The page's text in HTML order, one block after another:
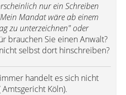
nur ein Schreiben
Mandat wäre ab einem
zu unterzeichnen" oder
brauchen Sie einen Anwalt?
selbst dort hinschreiben?
handelt es sich nicht
Köln).